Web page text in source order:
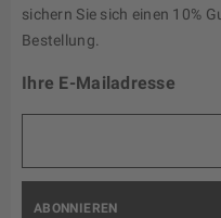
sichern Sie sich einen 10%
Bestellung.
Ihre E-Mailadresse
ABONNIEREN